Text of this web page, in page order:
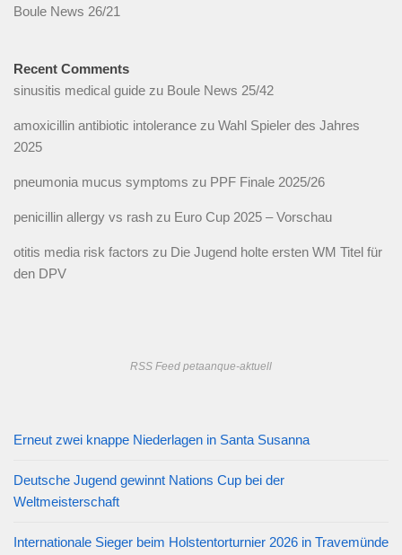
Boule News 26/21
Recent Comments
sinusitis medical guide zu Boule News 25/42
amoxicillin antibiotic intolerance zu Wahl Spieler des Jahres
2025
pneumonia mucus symptoms zu PPF Finale 2025/26
penicillin allergy vs rash zu Euro Cup 2025 – Vorschau
otitis media risk factors zu Die Jugend holte ersten WM Titel für
den DPV
RSS Feed petaanque-aktuell
Erneut zwei knappe Niederlagen in Santa Susanna
Deutsche Jugend gewinnt Nations Cup bei der
Weltmeisterschaft
Internationale Sieger beim Holstentorturnier 2026 in Travemünde